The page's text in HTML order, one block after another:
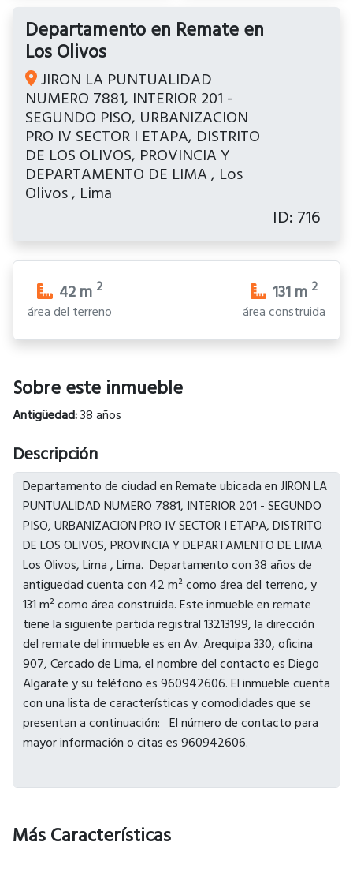
Departamento en Remate en
Los Olivos
JIRON LA PUNTUALIDAD
NUMERO 7881, INTERIOR 201 -
SEGUNDO PISO, URBANIZACION
PRO IV SECTOR I ETAPA, DISTRITO
DE LOS OLIVOS, PROVINCIA Y
DEPARTAMENTO DE LIMA, Los
Olivos, Lima
ID: 716
42 m 2
área del terreno
131 m 2
área construida
Sobre este inmueble
Antigüedad:38 años
Descripción
Más Características